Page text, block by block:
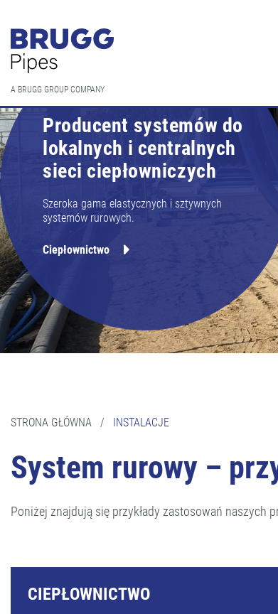
A BRUGG GROUP COMPANY
Producent systemów do
lokalnych i centralnych
sieci ciepłowniczych
Szeroka gama elastycznych i sztywnych
systemów rurowych.
Ciepłownictwo
STRONA GŁÓWNA / INSTALACJE
System rurowy –
Poniżej znajdują się przykłady zastosowań naszych
CIEPŁOWNICTWO